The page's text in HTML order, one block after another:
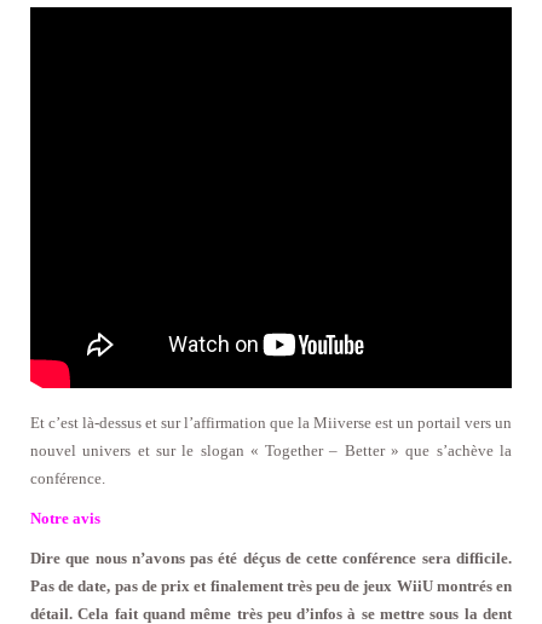
Et c’est là-dessus et sur l’affirmation que la Miiverse est un portail vers un
nouvel univers et sur le slogan « Together – Better » que s’achève la
conférence.
Notre avis
Dire que nous n’avons pas été déçus de cette conférence sera difficile.
Pas de date, pas de prix et finalement très peu de jeux WiiU montrés en
détail. Cela fait quand même très peu d’infos à se mettre sous la dent